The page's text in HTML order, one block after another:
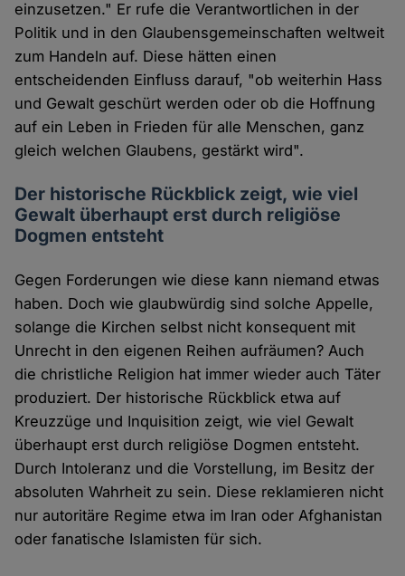
einzusetzen." Er rufe die Verantwortlichen in der
Politik und in den Glaubensgemeinschaften weltweit
zum Handeln auf. Diese hätten einen
entscheidenden Einfluss darauf, "ob weiterhin Hass
und Gewalt geschürt werden oder ob die Hoffnung
auf ein Leben in Frieden für alle Menschen, ganz
gleich welchen Glaubens, gestärkt wird".
Der historische Rückblick zeigt, wie viel
Gewalt überhaupt erst durch religiöse
Dogmen entsteht
Gegen Forderungen wie diese kann niemand etwas
haben. Doch wie glaubwürdig sind solche Appelle,
solange die Kirchen selbst nicht konsequent mit
Unrecht in den eigenen Reihen aufräumen? Auch
die christliche Religion hat immer wieder auch Täter
produziert. Der historische Rückblick etwa auf
Kreuzzüge und Inquisition zeigt, wie viel Gewalt
überhaupt erst durch religiöse Dogmen entsteht.
Durch Intoleranz und die Vorstellung, im Besitz der
absoluten Wahrheit zu sein. Diese reklamieren nicht
nur autoritäre Regime etwa im Iran oder Afghanistan
oder fanatische Islamisten für sich.